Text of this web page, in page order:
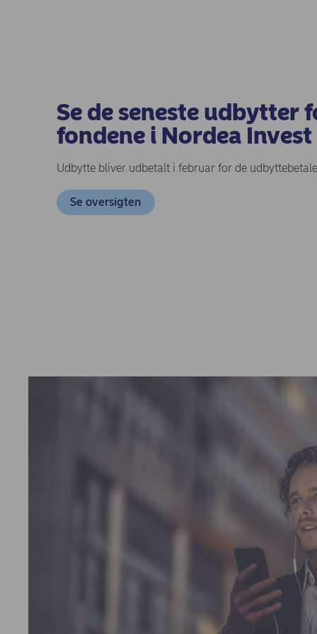
Se de seneste udbytter
fondene i Nordea Invest
Udbytte bliver udbetalt i februar for de
Se oversigten